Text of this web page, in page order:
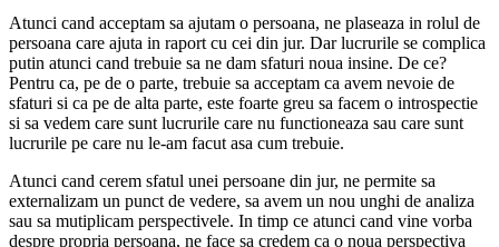
Atunci cand acceptam sa ajutam o persoana, ne plaseaza in rolul de
persoana care ajuta in raport cu cei din jur. Dar lucrurile se complica
putin atunci cand trebuie sa ne dam sfaturi noua insine. De ce?
Pentru ca, pe de o parte, trebuie sa acceptam ca avem nevoie de
sfaturi si ca pe de alta parte, este foarte greu sa facem o introspectie
si sa vedem care sunt lucrurile care nu functioneaza sau care sunt
lucrurile pe care nu le-am facut asa cum trebuie.
Atunci cand cerem sfatul unei persoane din jur, ne permite sa
externalizam un punct de vedere, sa avem un nou unghi de analiza
sau sa mutiplicam perspectivele. In timp ce atunci cand vine vorba
despre propria persoana, ne face sa credem ca o noua perspectiva